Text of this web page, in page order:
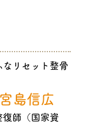
なリセット整骨
宮島信広
復師（国家資